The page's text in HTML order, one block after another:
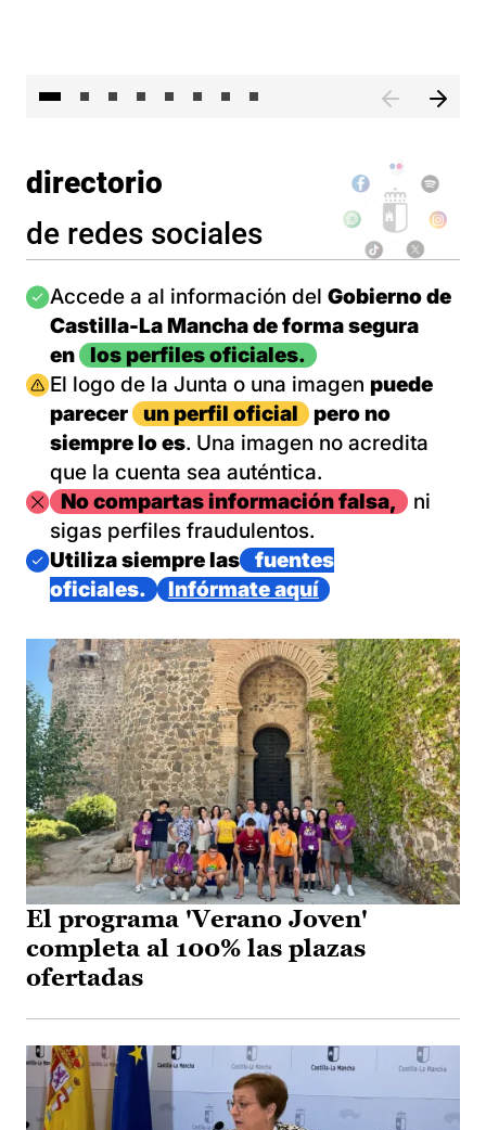
directorio
de redes sociales
Imagen
Accede a al información del Gobierno de
Castilla-La Mancha de forma segura
en
los perfiles oficiales.
Imagen
El logo de la Junta o una imagen puede
parecer
un perfil oficial
pero no
siempre lo es. Una imagen no acredita
que la cuenta sea auténtica.
ImagenNo compartas información falsa,
ni
sigas perfiles fraudulentos.
Imagen
Utiliza siempre las
fuentes
oficiales.
Infórmate aquí
El programa 'Verano Joven'
completa al 100% las plazas
ofertadas